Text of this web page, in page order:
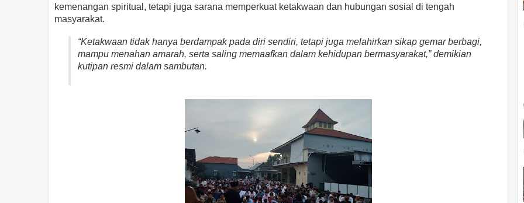
kemenangan spiritual, tetapi juga sarana memperkuat ketakwaan dan hubungan sosial di tengah
masyarakat.
“Ketakwaan tidak hanya berdampak pada diri sendiri, tetapi juga melahirkan sikap gemar berbagi,
mampu menahan amarah, serta saling memaafkan dalam kehidupan bermasyarakat,” demikian
kutipan resmi dalam sambutan.